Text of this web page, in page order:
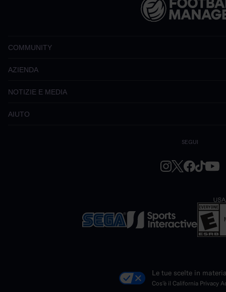
COMMUNITY
AZIENDA
NOTIZIE E MEDIA
AIUTO
SEGUI
Le tue scelte in
Cos'è il California Privacy